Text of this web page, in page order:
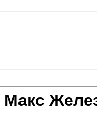
Макс